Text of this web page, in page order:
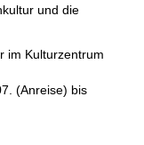
und die
im Kulturzentrum
(Anreise) bis